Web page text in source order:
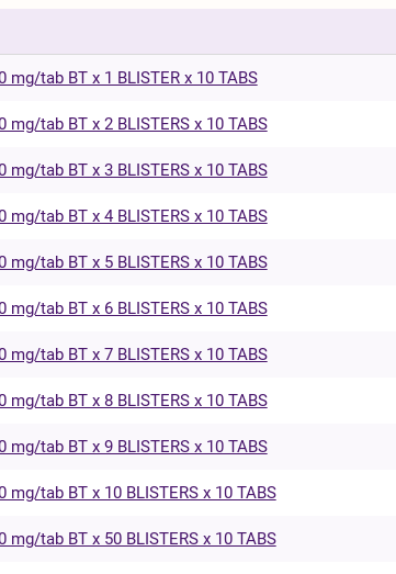
mg/tab BT x 1 BLISTER x 10 TABS
mg/tab BT x 2 BLISTERS x 10 TABS
mg/tab BT x 3 BLISTERS x 10 TABS
mg/tab BT x 4 BLISTERS x 10 TABS
mg/tab BT x 5 BLISTERS x 10 TABS
mg/tab BT x 6 BLISTERS x 10 TABS
mg/tab BT x 7 BLISTERS x 10 TABS
mg/tab BT x 8 BLISTERS x 10 TABS
mg/tab BT x 9 BLISTERS x 10 TABS
mg/tab BT x 10 BLISTERS x 10 TABS
mg/tab BT x 50 BLISTERS x 10 TABS